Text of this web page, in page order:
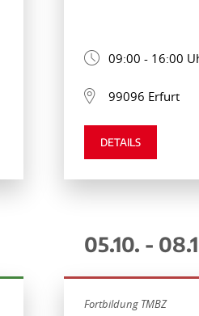
09:00 - 16:00
99096 Erfurt
DETAILS
05.10. -
Fortbildung TMBZ